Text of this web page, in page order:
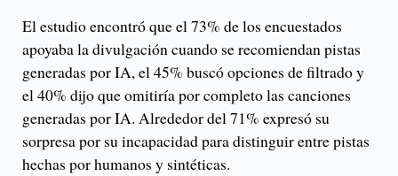
El estudio encontró que el 73% de los encuestados
apoyaba la divulgación cuando se recomiendan pistas
generadas por IA, el 45% buscó opciones de filtrado y
el 40% dijo que omitiría por completo las canciones
generadas por IA. Alrededor del 71% expresó su
sorpresa por su incapacidad para distinguir entre pistas
hechas por humanos y sintéticas.